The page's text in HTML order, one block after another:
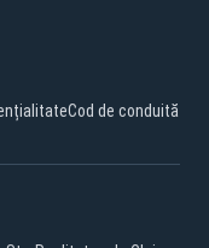
Cod de conduită